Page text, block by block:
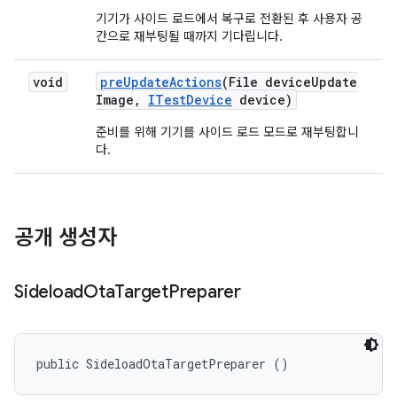
기기가 사이드 로드에서 복구로 전환된 후 사용자 공
간으로 재부팅될 때까지 기다립니다.
void preUpdateActions(File deviceUpdate
Image , ITestDevice device)
준비를 위해 기기를 사이드 로드 모드로 재부팅합니
다.
공개 생성자
SideloadOtaTargetPreparer
public SideloadOtaTargetPreparer ()